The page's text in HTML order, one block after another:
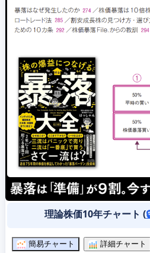
理論株価10年チャート (
簡易チャート 詳細チャート